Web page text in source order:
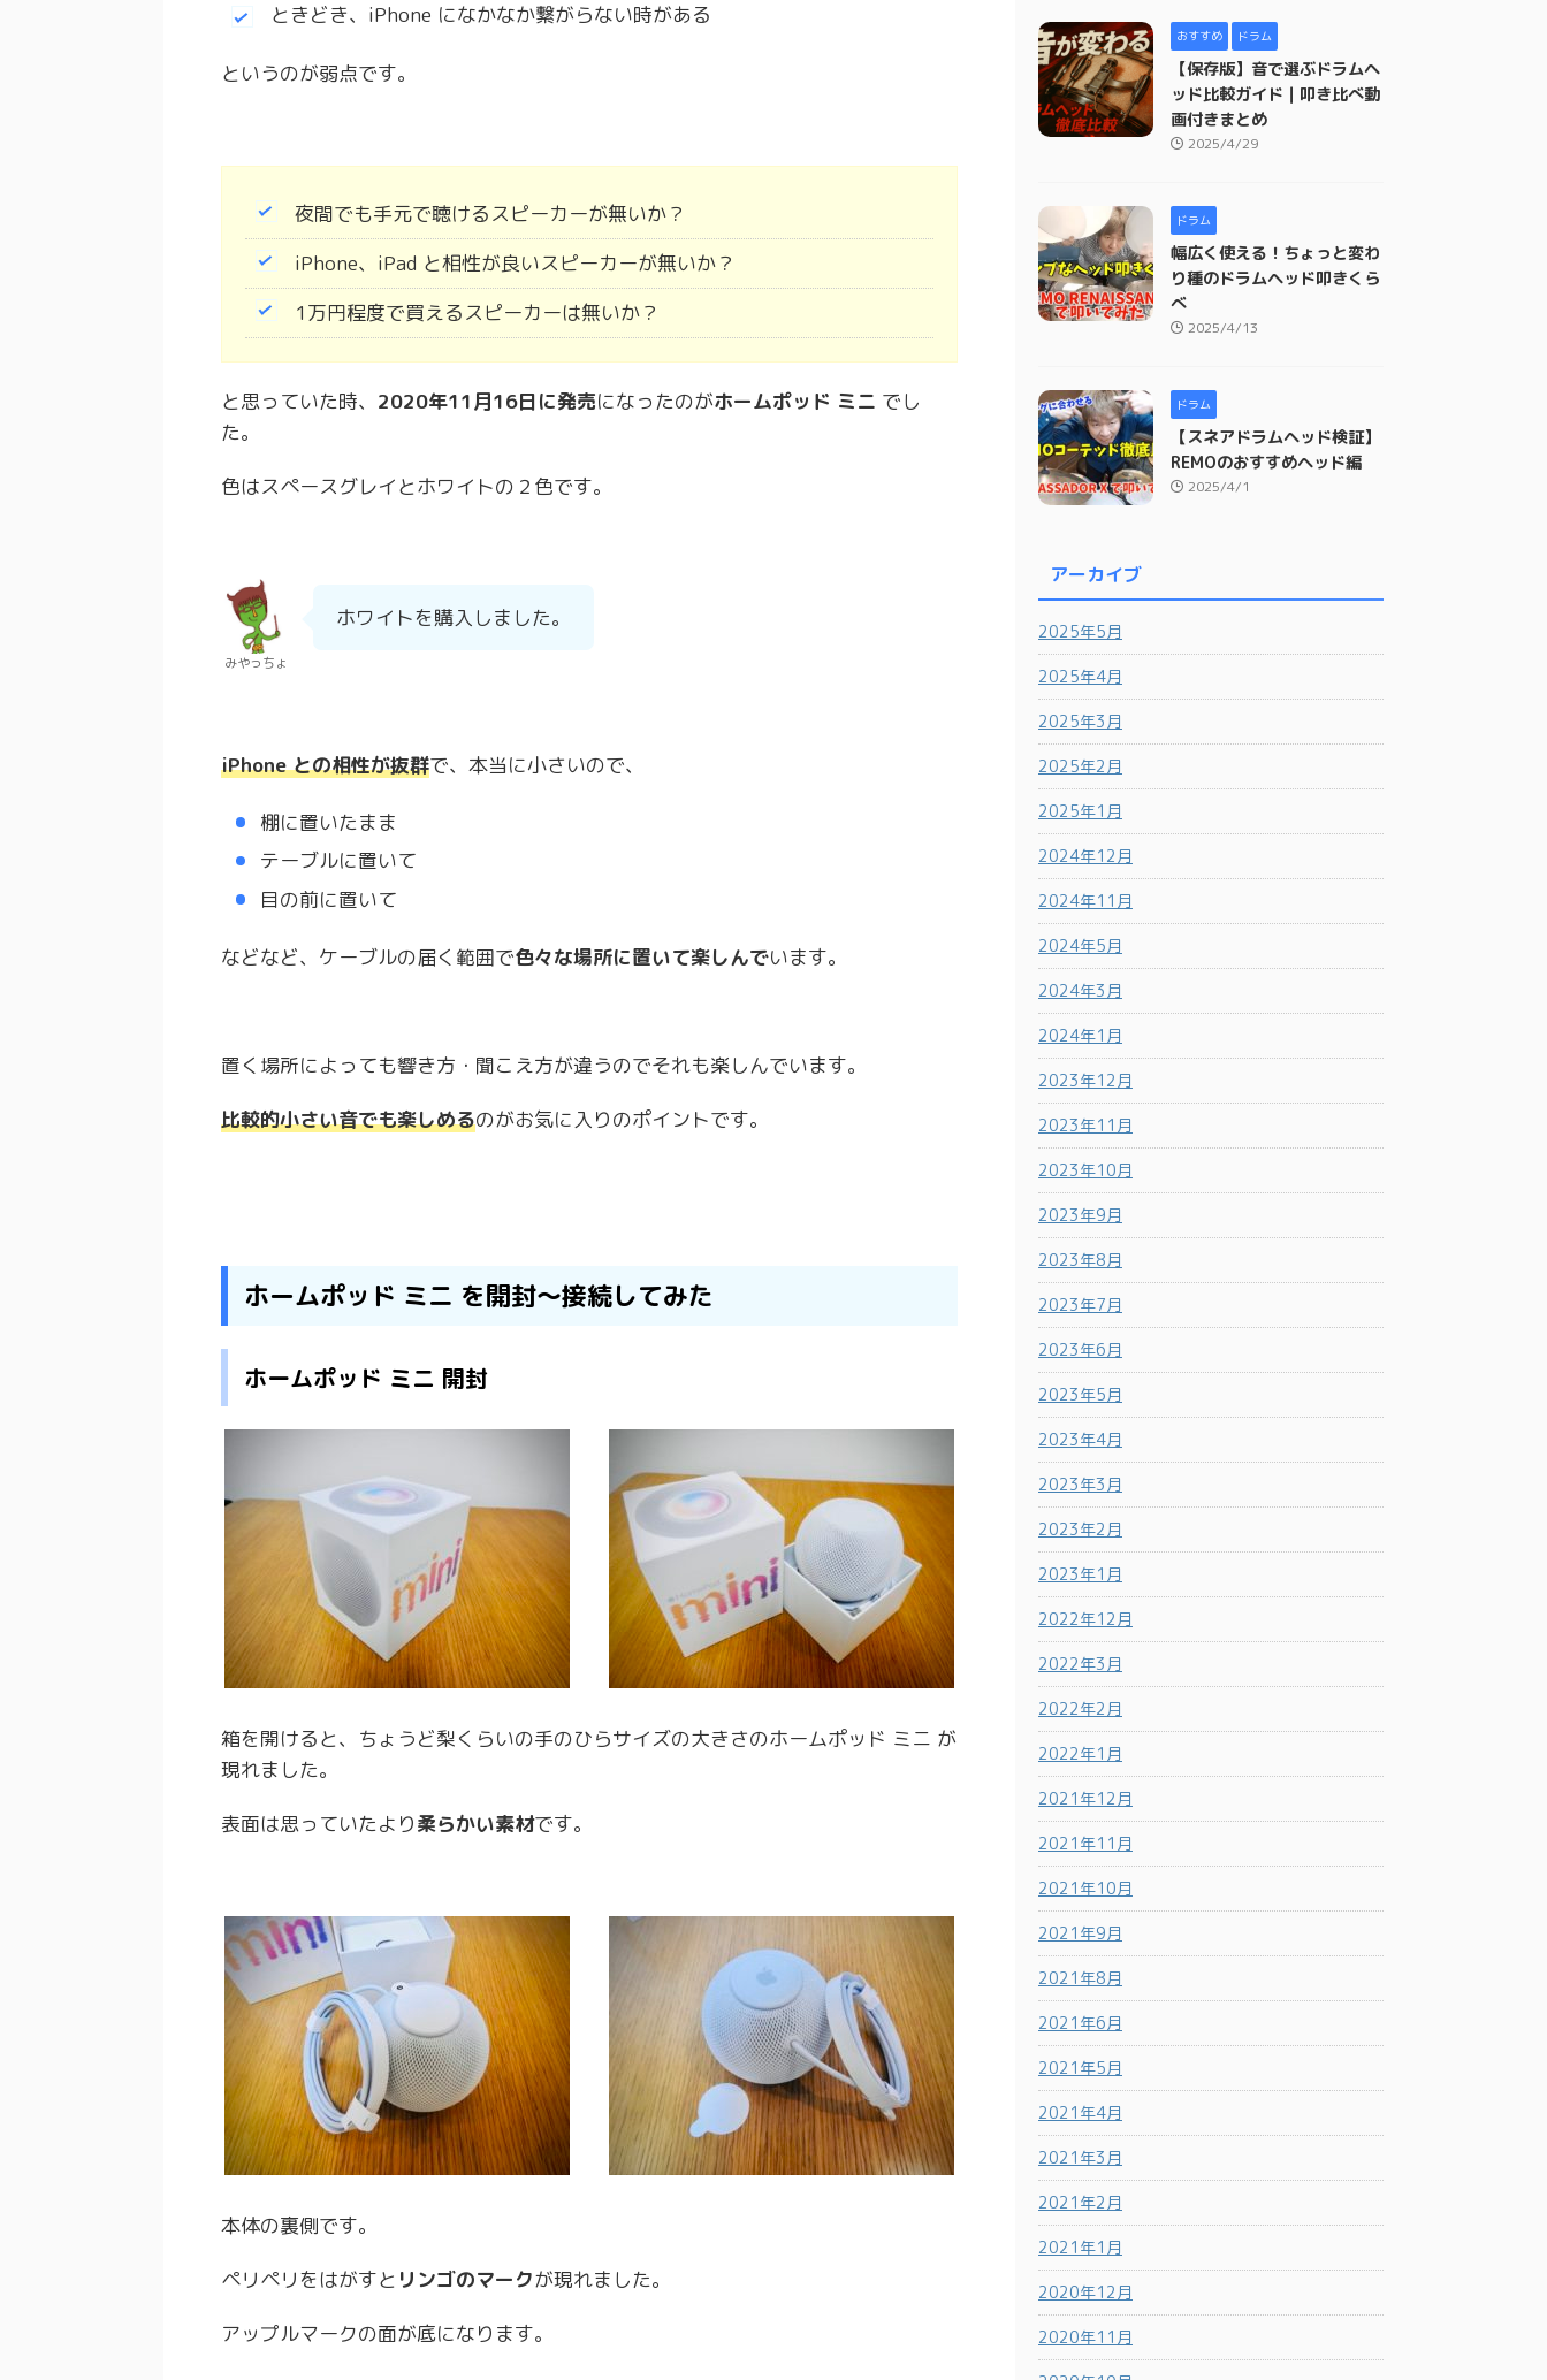
ときどき、iPhone になかなか繋がらない時がある
というのが弱点です。
夜間でも手元で聴けるスピーカーが無いか？
iPhone、iPad と相性が良いスピーカーが無いか？
1万円程度で買えるスピーカーは無いか？
と思っていた時、 2020年11月16日に発売になったのがホームポッド ミニ でし
た。
色はスペースグレイとホワイトの２色です。
みやっちょ
ホワイトを購入しました。
iPhone との相性が抜群で、本当に小さいので、
棚に置いたまま
テーブルに置いて
目の前に置いて
などなど、ケーブルの届く範囲で色々な場所に置いて楽しんでいます。
置く場所によっても響き方・聞こえ方が違うのでそれも楽しんでいます。
比較的小さい音でも楽しめるのがお気に入りのポイントです。
ホームポッド ミニ を開封〜接続してみた
ホームポッド ミニ 開封
箱を開けると、ちょうど梨くらいの手のひらサイズの大きさのホームポッド ミニ が
現れました。
表面は思っていたより柔らかい素材です。
本体の裏側です。
ペリペリをはがすと リンゴのマークが現れました。
アップルマークの面が底になります。
おすすめ ドラム
【保存版】音で選ぶドラムヘ
ッド比較ガイド｜叩き比べ動
画付きまとめ
2025/4/29
ドラム
幅広く使える！ちょっと変わ
り種のドラムヘッド叩きくら
べ
2025/4/13
ドラム
【スネアドラムヘッド検証】
REMOのおすすめヘッド編
2025/4/1
アーカイブ
2025年5月
2025年4月
2025年3月
2025年2月
2025年1月
2024年12月
2024年11月
2024年5月
2024年3月
2024年1月
2023年12月
2023年11月
2023年10月
2023年9月
2023年8月
2023年7月
2023年6月
2023年5月
2023年4月
2023年3月
2023年2月
2023年1月
2022年12月
2022年3月
2022年2月
2022年1月
2021年12月
2021年11月
2021年10月
2021年9月
2021年8月
2021年6月
2021年5月
2021年4月
2021年3月
2021年2月
2021年1月
2020年12月
2020年11月